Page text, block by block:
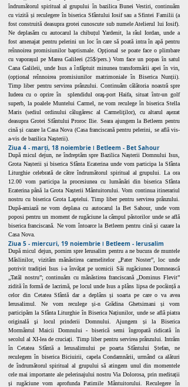
îndrumătorul spiritual al grupului în bazilica Bunei Vestiri, continuăm
cu vizită și reculegere în biserica Sfântului Iosif sau a Sfintei Familii (a
fost construită deasupra grotei cunoscute sub numele Atelierul lui Iosif).
Ne deplasăm cu autocarul la chibuțul Yardenit, la râul Iordan, unde a
fost amenajat pentru pelerini un loc în care să poată intra în apă pentru
reînnoirea promisiunilor baptismale. Opțional se poate face o plimbare
cu vaporașul pe Marea Galileei (25$/pers.) Vom face un popas în satul
Cana Galileii, unde Isus a înfăptuit minunea transformării apei în vin,
(opțional reînnoirea promisiunilor matrimoniale în Biserica Nunții).
Timp liber pentru servirea prânzului. Continuăm călătoria noastră spre
Iudeea cu o oprire în splendidul oraş-port Haifa, situat într-un golf
superb, la poalele Muntelui Carmel, ne vom reculege în biserica Stella
Maris (sediul ordinului călugăresc al Carmeliţilor), cu altarul aşezat
deasupra Grotei Sfântului Proroc Ilie. Seara ajungem la Betleem pentru
cină și cazare la Casa Nova (Casa franciscană pentru pelerini, se află vis-
a-vis de bazilica Nașterii).
Ziua 4 - marți, 18 noiembrie ǀ Betleem - Bet Sahour
După micul dejun, ne îndreptăm spre Bazilica Nașterii Domnului Isus,
Grota Nașterii și biserica Sfânta Ecaterina unde vom participa la Sfânta
Liturghie celebrată de către îndrumătorul spiritual al grupului. La ora
12.00 vom participa la procesiunea cu lumânări din biserica Sfânta
Ecaterina până la Grota Nașterii Mântuitorului. Vom continua itinerariul
nostru cu biserica Grota Laptelui. Timp liber pentru servirea prânzului.
După-amiază ne vom deplasa cu autocarul la Bet Sahour, unde vom
poposi pentru un moment de rugăciune la câmpul păstorilor unde se află
biserica franciscană. Ne vom întoarce la Betleem pentru cină și cazare la
Casa Nova.
Ziua 5 - miercuri, 19 noiembrie ǀ Betleem - Ierusalim
După micul dejun, pornim spre Ierusalim pentru a ne bucura de muntele
Măslinilor, vizităm mănăstirea carmelitelor „Pater Noster”, loc unde
potrivit tradiției Isus i-a învățat pe ucenicii Săi rugăciunea Domnească
„Tatăl nostru”; continuăm cu mănăstirea franciscană „Dominus Flevit”
zidită în formă de lacrimă, pe locul unde Isus a plâns lipsa de pocăință a
celor din Cetatea Sfântă dar a deplâns și soarta pe care o va avea
Ierusalimul. Ne vom reculege și-n Grădina Ghetsimani și vom
participăm la Sfânta Liturghie în Biserica Națiunilor, unde se află piatra
originală şi locul prinderii Domnului. Ajungem și la Biserica
Mormântul Maicii Domnului - biserică semi îngropată ridicată în
secolul al XI-lea de cruciați. Timp liber pentru servirea prânzului. Intrăm
în Cetatea Sfântă a Ierusalimului pe poarta Sfântului Ștefan, ne
reculegem în biserica Biciuirii, capela Condamnării, urmând ca alături
de îndrumătorul spiritual al grupului să atingem unul din momentele
cele mai importante ale pelerinajului nostru Via Dolorosa, prin meditații
și rugăciune vom aprofunda Patimile Mântuitorului. Reculegere în